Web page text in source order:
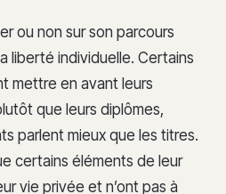
ou non sur son parcours
liberté individuelle. Certains
mettre en avant leurs
que leurs diplômes,
parlent mieux que les titres.
certains éléments de leur
vie privée et n’ont pas à